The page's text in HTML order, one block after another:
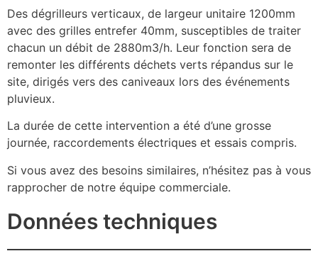
Des dégrilleurs verticaux, de largeur unitaire 1200mm
avec des grilles entrefer 40mm, susceptibles de traiter
chacun un débit de 2880m3/h. Leur fonction sera de
remonter les différents déchets verts répandus sur le
site, dirigés vers des caniveaux lors des événements
pluvieux.
La durée de cette intervention a été d’une grosse
journée, raccordements électriques et essais compris.
Si vous avez des besoins similaires, n’hésitez pas à vous
rapprocher de notre équipe commerciale.
Données techniques